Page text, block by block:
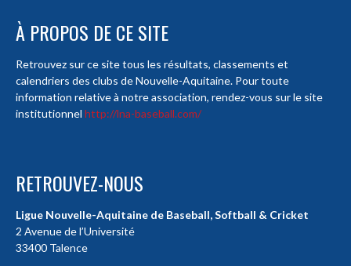
À PROPOS DE CE SITE
Retrouvez sur ce site tous les résultats, classements et
calendriers des clubs de Nouvelle-Aquitaine. Pour toute
information relative à notre association, rendez-vous sur le site
institutionnel http://lna-baseball.com/
RETROUVEZ-NOUS
Ligue Nouvelle-Aquitaine de Baseball, Softball & Cricket
2 Avenue de l’Université
33400 Talence